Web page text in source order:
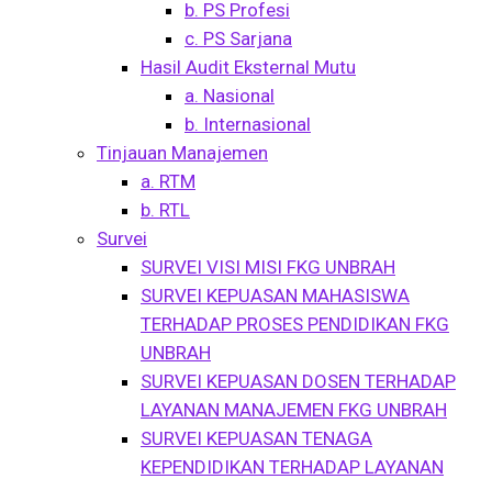
b. PS Profesi
c. PS Sarjana
Hasil Audit Eksternal Mutu
a. Nasional
b. Internasional
Tinjauan Manajemen
a. RTM
b. RTL
Survei
SURVEI VISI MISI FKG UNBRAH
SURVEI KEPUASAN MAHASISWA
TERHADAP PROSES PENDIDIKAN FKG
UNBRAH
SURVEI KEPUASAN DOSEN TERHADAP
LAYANAN MANAJEMEN FKG UNBRAH
SURVEI KEPUASAN TENAGA
KEPENDIDIKAN TERHADAP LAYANAN